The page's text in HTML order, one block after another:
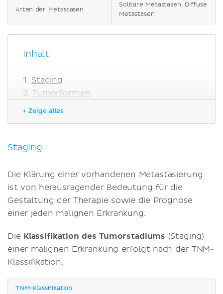
Arten der Metastasen
Solitäre Metastasen, Diffuse
Metastasen
Inhalt
Staging
Tumorformen
Arten von Metastasen
Diagnostik
Literaturquellen
+ Zeige alles
Staging
Die Klärung einer vorhandenen Metastasierung
ist von herausragender Bedeutung für die
Gestaltung der Therapie sowie die Prognose
einer jeden malignen Erkrankung.
Die Klassifikation des Tumorstadiums (Staging)
einer malignen Erkrankung erfolgt nach der TNM-
Klassifikation.
TNM-Klassifikation